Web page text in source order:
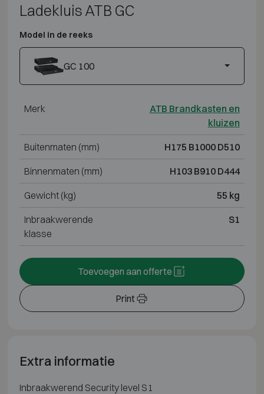
Ladekluis ATB GC
Model in de reeks
GC 100
Merk
ATB Brandkasten en
kluizen
Buitenmaten (mm) H175 B1000 D510
Binnenmaten (mm) H103 B910 D444
Gewicht (kg) 55 kg
Inbraakwerende
klasse
S1
Print
Toevoegen aan offerte
Extra informatie
Inbraakwerend Security level S1